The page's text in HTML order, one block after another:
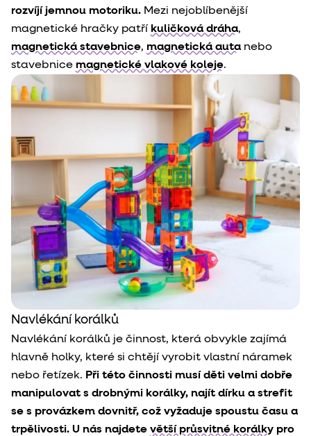
rozvíjí jemnou motoriku. Mezi nejoblíbenější
magnetické hračky patří kuličková dráha,
magnetická stavebnice, magnetická auta nebo
stavebnice magnetické vlakové koleje.
Navlékání korálků
Navlékání korálků je činnost, která obvykle zajímá
hlavně holky, které si chtějí vyrobit vlastní náramek
nebo řetízek. Při této činnosti musí děti velmi dobře
manipulovat s drobnými korálky, najít dírku a strefit
se s provázkem dovnitř, což vyžaduje spoustu času a
trpělivosti. U nás najdete větší průsvitné korálky pro